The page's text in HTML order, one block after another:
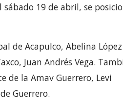
19 de abril, se
de Acapulco, Abelina López
Juan Andrés Vega.
de la Amav Guerrero, Levi
Guerrero.